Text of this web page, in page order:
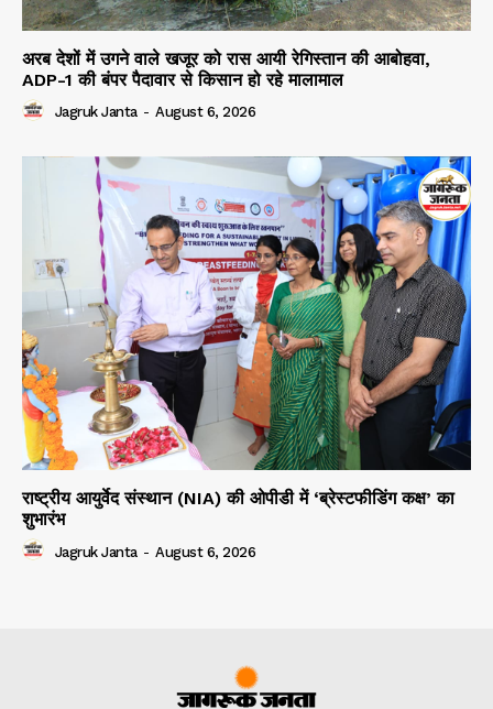
अरब देशों में उगने वाले खजूर को रास आयी रेगिस्तान की आबोहवा,
ADP-1 की बंपर पैदावार से किसान हो रहे मालामाल
Jagruk Janta - August 6, 2026
राष्ट्रीय आयुर्वेद संस्थान (NIA) की ओपीडी में ‘ब्रेस्टफीडिंग कक्ष’ का
शुभारंभ
Jagruk Janta - August 6, 2026